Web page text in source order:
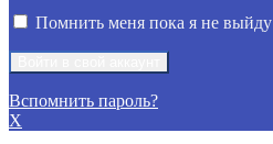
Помнить меня пока я не выйду
Вспомнить пароль?
X